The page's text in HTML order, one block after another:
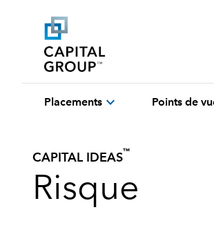
Placements expand_more Points de
CAPITAL IDEAS
™
Risque